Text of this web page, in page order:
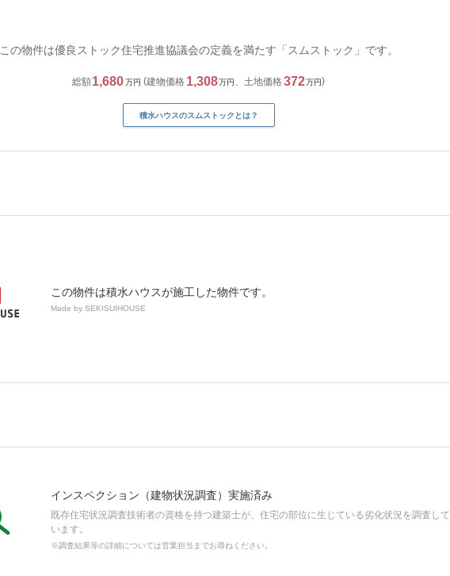
この物件は優良ストック住宅推進協議会の定義を満たす「スムストック」です。
総額1,680万円 建物価格 1,308万円 、土地価格372万円
積水ハウスのスムストックとは？
この物件は積水ハウスが施工した物件です。
Made by SEKISUIHOUSE
インスペクション（建物状況調査）実施済み
既存住宅状況調査技術者の資格を持つ建築士が、住宅の部位に生じている劣化状況を調査して
います。
※調査結果等の詳細については営業担当までお尋ねください。